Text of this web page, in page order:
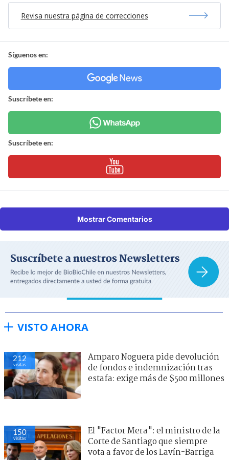
Revisa nuestra página de correcciones
Síguenos en:
Suscríbete en:
Suscríbete en:
Mostrar Comentarios
VISTO AHORA
212
visitas
Amparo Noguera pide devolución
de fondos e indemnización tras
estafa: exige más de $500 millones
150
visitas
El "Factor Mera": el ministro de la
Corte de Santiago que siempre
vota a favor de los Lavín-Barriga